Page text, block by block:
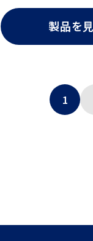
製品を
1